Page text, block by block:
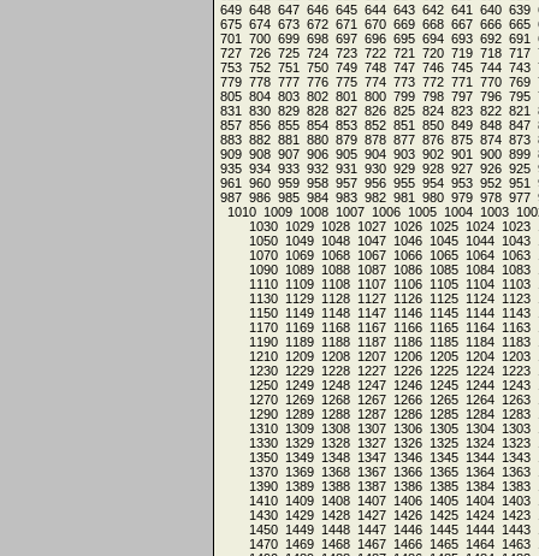
639
640
641
642
643
644
645
646
647
648
649
665
666
667
668
669
670
671
672
673
674
675
691
692
693
694
695
696
697
698
699
700
701
717
718
719
720
721
722
723
724
725
726
727
743
744
745
746
747
748
749
750
751
752
753
769
770
771
772
773
774
775
776
777
778
779
795
796
797
798
799
800
801
802
803
804
805
821
822
823
824
825
826
827
828
829
830
831
847
848
849
850
851
852
853
854
855
856
857
873
874
875
876
877
878
879
880
881
882
883
899
900
901
902
903
904
905
906
907
908
909
925
926
927
928
929
930
931
932
933
934
935
951
952
953
954
955
956
957
958
959
960
961
977
978
979
980
981
982
983
984
985
986
987
1003
1004
1005
1006
1007
1008
1009
1010
1023
1024
1025
1026
1027
1028
1029
1030
1043
1044
1045
1046
1047
1048
1049
1050
1063
1064
1065
1066
1067
1068
1069
1070
1083
1084
1085
1086
1087
1088
1089
1090
1103
1104
1105
1106
1107
1108
1109
1110
1123
1124
1125
1126
1127
1128
1129
1130
1143
1144
1145
1146
1147
1148
1149
1150
1163
1164
1165
1166
1167
1168
1169
1170
1183
1184
1185
1186
1187
1188
1189
1190
1203
1204
1205
1206
1207
1208
1209
1210
1223
1224
1225
1226
1227
1228
1229
1230
1243
1244
1245
1246
1247
1248
1249
1250
1263
1264
1265
1266
1267
1268
1269
1270
1283
1284
1285
1286
1287
1288
1289
1290
1303
1304
1305
1306
1307
1308
1309
1310
1323
1324
1325
1326
1327
1328
1329
1330
1343
1344
1345
1346
1347
1348
1349
1350
1363
1364
1365
1366
1367
1368
1369
1370
1383
1384
1385
1386
1387
1388
1389
1390
1403
1404
1405
1406
1407
1408
1409
1410
1423
1424
1425
1426
1427
1428
1429
1430
1443
1444
1445
1446
1447
1448
1449
1450
1463
1464
1465
1466
1467
1468
1469
1470